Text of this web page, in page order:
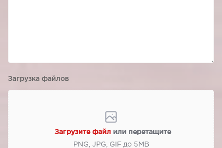
Загрузка файлов
Загрузите файл или перетащите
PNG, JPG, GIF до 5МВ